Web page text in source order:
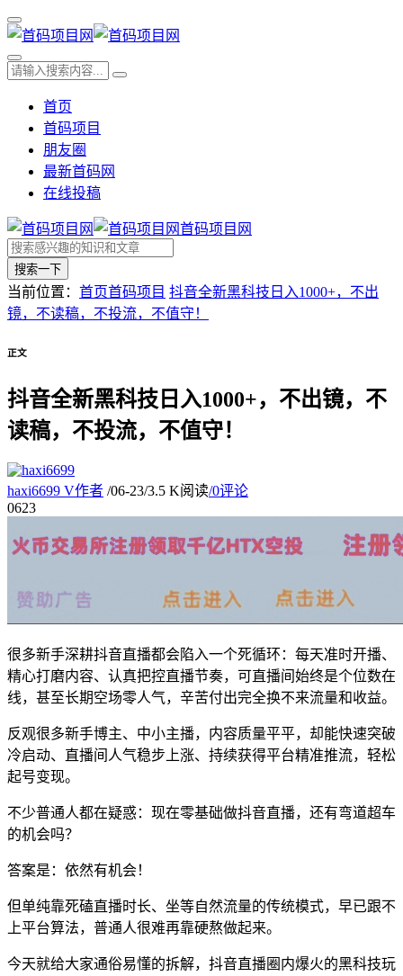
首页
首码项目
朋友圈
最新首码网
在线投稿
首码项目网
搜索一下
当前位置： 首页首码项目 抖音全新黑科技日入1000+，不出
镜，不读稿，不投流，不值守！
正文
抖音全新黑科技日入1000+，不出镜，不
读稿，不投流，不值守！
haxi6699 V作者 /06-23/3.5 K阅读/0评论
0623
很多新手深耕抖音直播都会陷入一个死循环：每天准时开播、
精心打磨内容、认真把控直播节奏，可直播间始终是个位数在
线，甚至长期空场零人气，辛苦付出完全换不来流量和收益。
反观很多新手博主、中小主播，内容质量平平，却能快速突破
冷启动、直播间人气稳步上涨、持续获得平台精准推流，轻松
起号变现。
不少普通人都在疑惑：现在零基础做抖音直播，还有弯道超车
的机会吗？
答案是：依然有机会！
但单纯靠死磕直播时长、坐等自然流量的传统模式，早已跟不
上平台算法，普通人很难再靠硬熬做起来。
今天就给大家通俗易懂的拆解，抖音直播圈内爆火的黑科技玩